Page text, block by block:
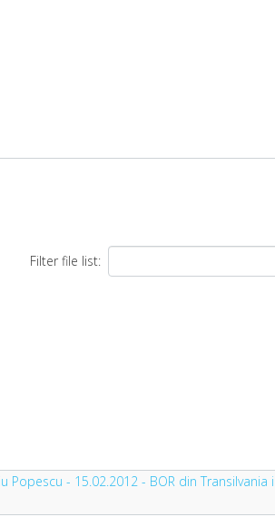
Filter file list:
- 15.02.2012 - BOR din Transilvania